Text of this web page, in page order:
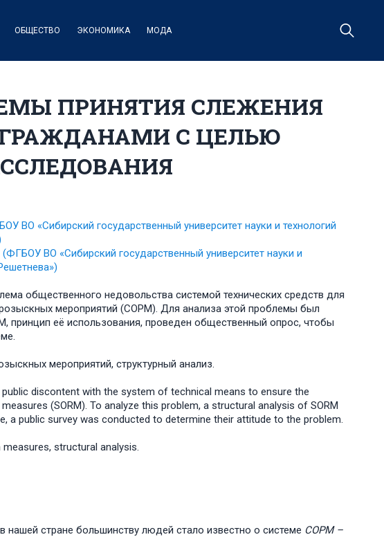
ОБЩЕСТВО ЭКОНОМИКА МОДА
ПРИНЯТИЯ СЛЕЖЕНИЯ
ГРАЖДАНАМИ С ЦЕЛЬЮ
ВО «Сибирский государственный университет науки и технологий
(ФГБОУ ВО «Сибирский государственный университет науки и
общественного недовольства системой технических средств для
мероприятий (СОРМ). Для анализа этой проблемы был
принцип её использования, проведен общественный опрос, чтобы
мероприятий, структурный анализ.
discontent with the system of technical means to ensure the
(SORM). To analyze this problem, a structural analysis of SORM
a public survey was conducted to determine their attitude to the problem.
structural analysis.
нашей стране большинству людей стало известно о системе СОРМ –